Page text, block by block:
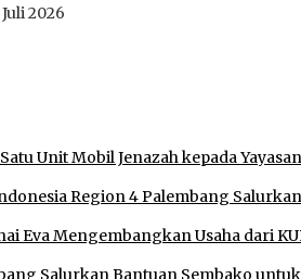
Juli 2026
Unit Mobil Jenazah kepada
Region 4 Palembang
Eva Mengembangkan Usaha dari
Salurkan Bantuan Sembako